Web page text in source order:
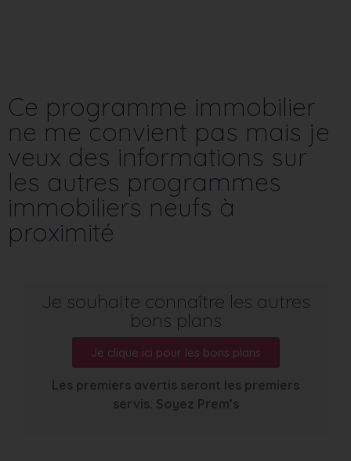
Ce programme immobilier
ne me convient pas mais je
veux des informations sur
les autres programmes
immobiliers neufs à
proximité
Je souhaite connaître les autres
bons plans
Je clique ici pour les bons plans
Les premiers avertis seront les premiers
servis. Soyez Prem’s